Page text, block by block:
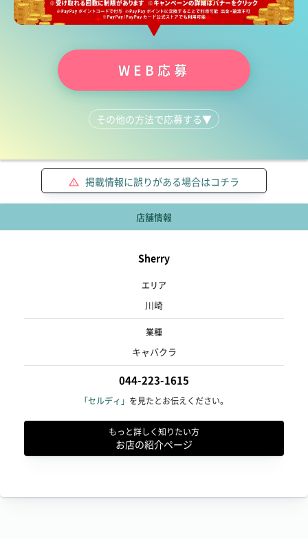
WEB応募
その他の方法で応募する▼
掲載情報に誤りがある場合はコチラ
店舗情報
Sherry
エリア
川崎
業種
キャバクラ
044-223-1615
「セルディ」 を見たとお伝えください。
もっと詳しく知りたい方
お店の紹介ページ